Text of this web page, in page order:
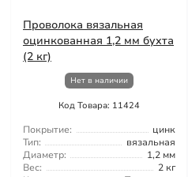
Проволока вязальная
оцинкованная 1,2 мм бухта
(2 кг)
Нет в наличии
Код Товара: 11424
Покрытие:
цинк
Тип:
вязальная
Диаметр:
1,2 мм
Вес:
2 кг